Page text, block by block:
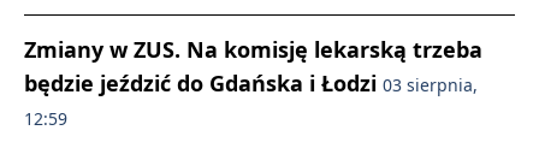
Zmiany w ZUS. Na komisję lekarską trzeba
będzie jeździć do Gdańska i Łodzi 03 sierpnia,
12:59